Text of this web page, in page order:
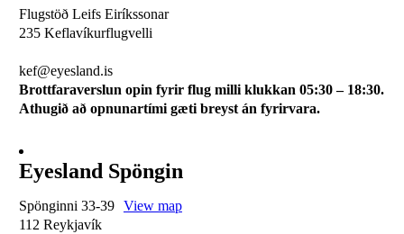
Flugstöð Leifs Eiríkssonar
235 Keflavíkurflugvelli
kef@eyesland.is
Brottfaraverslun opin fyrir flug milli klukkan 05:30 – 18:30.
Athugið að opnunartími gæti breyst án fyrirvara.
Eyesland Spöngin
Spönginni 33-39 View map
112 Reykjavík